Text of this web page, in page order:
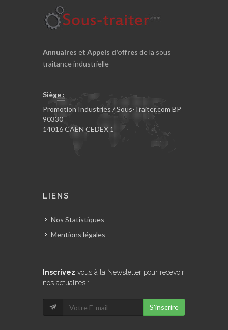
Annuaires et Appels d'offres de la sous
traitance industrielle
Siège :
Promotion Industries / Sous-Traiter.com BP
90330
14016 CAEN CEDEX 1
LIENS
Nos Statistiques
Mentions légales
Inscrivez vous à la Newsletter pour recevoir
nos actualités :
S'inscrire